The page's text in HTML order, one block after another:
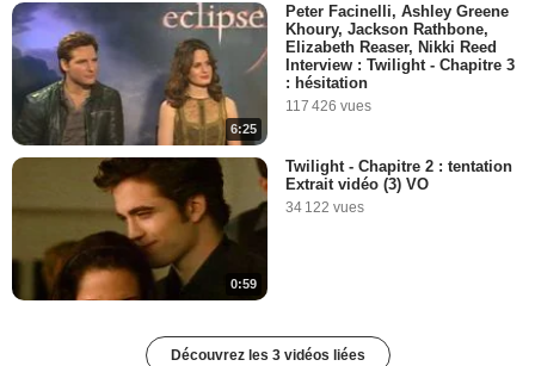
6:25
Peter Facinelli, Ashley Greene
Khoury, Jackson Rathbone,
Elizabeth Reaser, Nikki Reed
Interview : Twilight - Chapitre 3
: hésitation
117 426 vues
0:59
Twilight - Chapitre 2 : tentation
Extrait vidéo (3) VO
34 122 vues
Découvrez les 3 vidéos liées